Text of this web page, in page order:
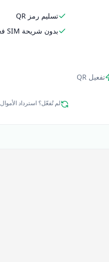
تسليم رمز QR
بدون شريحة SIM فعلية
تفعيل QR
لم تُفعّل؟ استرداد الأموال